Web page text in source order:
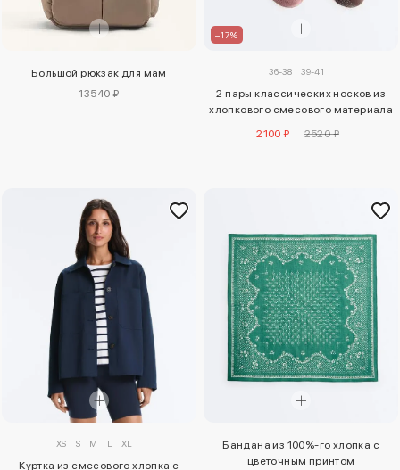
Большой рюкзак для мам
13540 ₽
–17%
36-38 39-41
2 пары классических носков из
хлопкового смесового материала
2100 ₽ 2520 ₽
XS S M L XL
Куртка из смесового хлопка с
Бандана из 100%-го хлопка с
цветочным принтом